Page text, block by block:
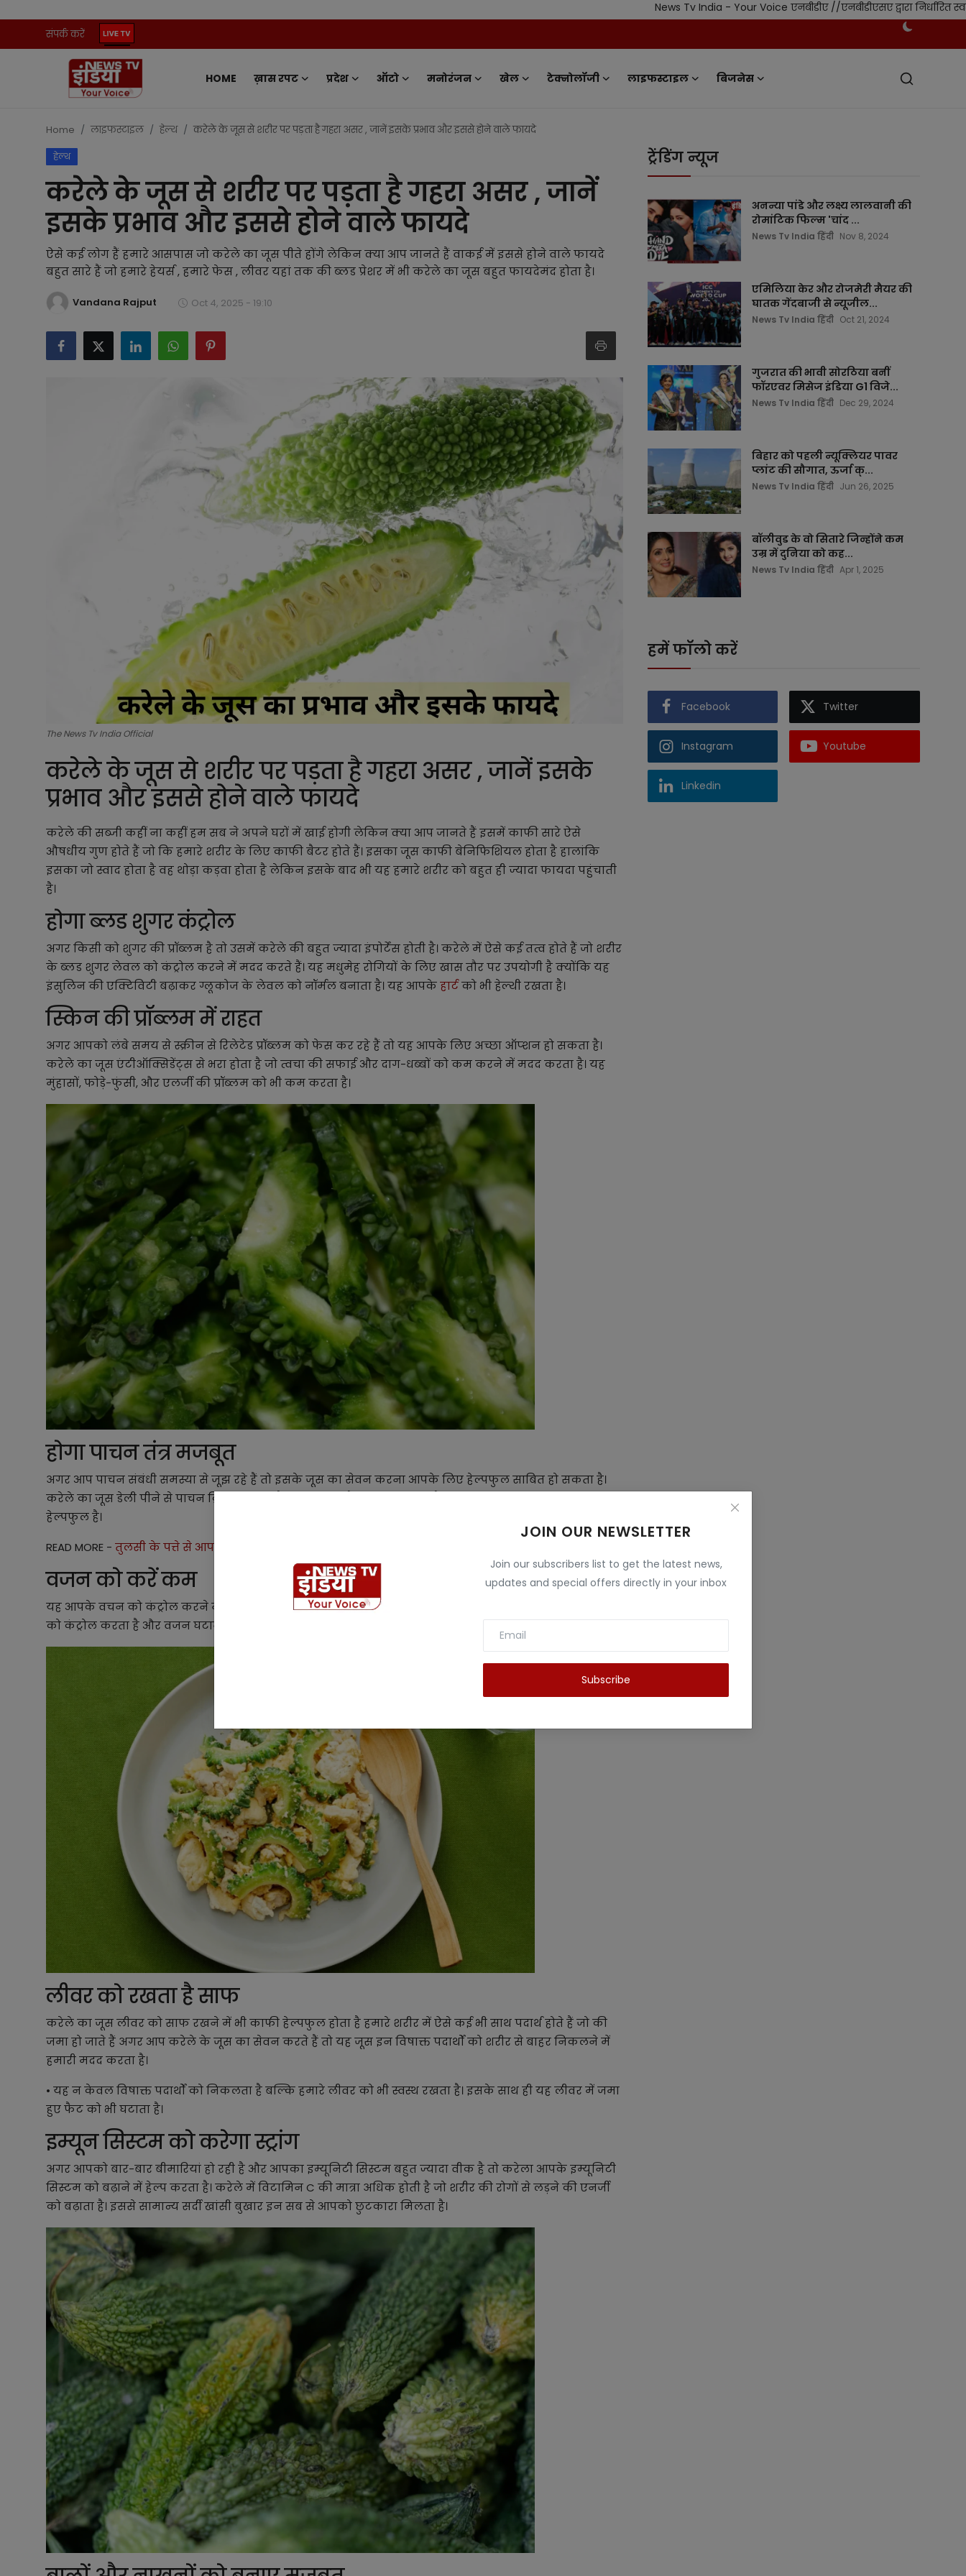
News Tv India - Your Voice एनबीडीए //एनबीडीएसए द्वारा निर्धारित स्वतंत्र
संपर्क करें
HOME ख़ास रपट प्रदेश ऑटो मनोरंजन खेल टेक्नोलॉजी लाइफस्टाइल बिजनेस
संपर्क करें
ख़ास रपट
मनोरंजन
टेक्नोलॉजी
JOIN OUR NEWSLETTER
Join our subscribers list to get the latest news,
updates and special offers directly in your inbox
Subscribe
Home लाइफस्टाइल हेल्थ करेले के जूस से शरीर पर पड़ता है गहरा असर , जानें इसके प्रभाव और इससे होने वाले फायदे
हेल्थ
करेले के जूस से शरीर पर पड़ता है गहरा असर , जानें
इसके प्रभाव और इससे होने वाले फायदे
ऐसे कई लोग हैं हमारे आसपास जो करेले का जूस पीते होंगे लेकिन क्या आप जानते हैं वाकई में इससे होने वाले फायदे
बहुत सारे हैं जो हमारे हेयर्स , हमारे फेस , लीवर यहां तक की ब्लड प्रेशर में भी करेले का जूस बहुत फायदेमंद होता है।
Vandana Rajput Oct 4, 2025 - 19:10
The News Tv India Official
करेले के जूस से शरीर पर पड़ता है गहरा असर , जानें इसके
प्रभाव और इससे होने वाले फायदे
करेले की सब्जी कहीं ना कहीं हम सब ने अपने घरों में खाई होगी लेकिन क्या आप जानते हैं इसमें काफी सारे ऐसे
औषधीय गुण होते हैं जो कि हमारे शरीर के लिए काफी बैटर होते हैं। इसका जूस काफी बेनिफिशियल होता है हालांकि
इसका जो स्वाद होता है वह थोड़ा कड़वा होता है लेकिन इसके बाद भी यह हमारे शरीर को बहुत ही ज्यादा फायदा पहुंचाती
है।
होगा ब्लड शुगर कंट्रोल
अगर किसी को शुगर की प्रॉब्लम है तो उसमें करेले की बहुत ज्यादा इंपोर्टेंस होती है। करेले में ऐसे कई तत्व होते हैं जो शरीर
के ब्लड शुगर लेवल को कंट्रोल करने में मदद करते हैं। यह मधुमेह रोगियों के लिए खास तौर पर उपयोगी है क्योंकि यह
इंसुलिन की एक्टिविटी बढ़ाकर ग्लूकोज के लेवल को नॉर्मल बनाता है। यह आपकेहार्टको भी हेल्थी रखता है।
स्किन की प्रॉब्लम में राहत
अगर आपको लंबे समय से स्क्रीन से रिलेटेड प्रॉब्लम को फेस कर रहे हैं तो यह आपके लिए अच्छा ऑप्शन हो सकता है।
करेले का जूस एंटीऑक्सिडेंट्स से भरा होता है जो त्वचा की सफाई और दाग-धब्बों को कम करने में मदद करता है। यह
मुंहासों, फोड़े-फुंसी, और एलर्जी की प्रॉब्लम को भी कम करता है।
होगा पाचन तंत्र मजबूत
अगर आप पाचन संबंधी समस्या से जूझ रहे हैं तो इसके जूस का सेवन करना आपके लिए हेल्पफुल साबित हो सकता है।
करेले का जूस डेली पीने से पाचन क्रिया सुधरती है। यह पेट की गैस और एसिडिटी जैसी परेशानियों को दूर करने में
हेल्पफुल है।
READ MORE - तुलसी के पत्ते से आपकी स्किन के साथ आपका शरीर भी बनेगा हेल्थी और स्ट्रांग , जानें इसके फायदे
वजन को करें कम
यह आपके वचन को कंट्रोल करने में भी सहायता कर सकता है। करेले में कैलोरी कम और फाइबर अधिक होता है जो भूख
को कंट्रोल करता है और वजन घटाने में मदद करता है। करेले का जूस मेटाबॉलिज्म बढ़ाने में भी बढ़िया होता है।
लीवर को रखता है साफ
करेले का जूस लीवर को साफ रखने में भी काफी हेल्पफुल होता है हमारे शरीर में ऐसे कई भी साथ पदार्थ होते हैं जो की
जमा हो जाते हैं अगर आप करेले के जूस का सेवन करते हैं तो यह जूस इन विषाक्त पदार्थों को शरीर से बाहर निकलने में
हमारी मदद करता है।
• यह न केवल विषाक्त पदार्थों को निकलता है बल्कि हमारे लीवर को भी स्वस्थ रखता है। इसके साथ ही यह लीवर में जमा
हुए फैट को भी घटाता है।
इम्यून सिस्टम को करेगा स्ट्रांग
अगर आपको बार-बार बीमारियां हो रही है और आपका इम्यूनिटी सिस्टम बहुत ज्यादा वीक है तो करेला आपके इम्यूनिटी
सिस्टम को बढ़ाने में हेल्प करता है। करेले में विटामिन C की मात्रा अधिक होती है जो शरीर की रोगों से लड़ने की एनर्जी
को बढ़ाता है। इससे सामान्य सर्दी खांसी बुखार इन सब से आपको छुटकारा मिलता है।
ट्रेंडिंग न्यूज
अनन्या पांडे और लक्ष्य लालवानी की
रोमांटिक फिल्म 'चांद ...
News Tv India हिंदी Nov 8, 2024
एमिलिया केर और रोजमेरी मैयर की
घातक गेंदबाजी से न्यूजील...
News Tv India हिंदी Oct 21, 2024
गुजरात की भावी सोरठिया बनीं
फॉरएवर मिसेज इंडिया G1 विजे...
News Tv India हिंदी Dec 29, 2024
बिहार को पहली न्यूक्लियर पावर
प्लांट की सौगात, ऊर्जा क्...
News Tv India हिंदी Jun 26, 2025
बॉलीवुड के वो सितारे जिन्होंने कम
उम्र में दुनिया को कह...
News Tv India हिंदी Apr 1, 2025
हमें फॉलो करें
Facebook Twitter
Instagram Youtube
Linkedin